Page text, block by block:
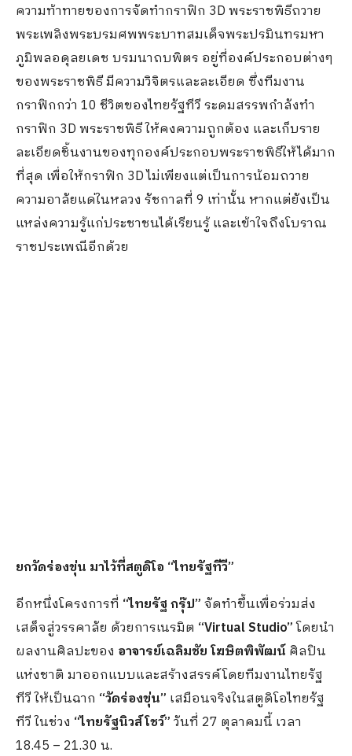
ความท้าทายของการจัดทำกราฟิก 3D พระราชพิธีถวาย
พระเพลิงพระบรมศพพระบาทสมเด็จพระปรมินทรมหา
ภูมิพลอดุลยเดช บรมนาถบพิตร อยู่ที่องค์ประกอบต่างๆ
ของพระราชพิธี มีความวิจิตรและละเอียด ซึ่งทีมงาน
กราฟิกกว่า 10 ชีวิตของไทยรัฐทีวี ระดมสรรพกำลังทำ
กราฟิก 3D พระราชพิธี ให้คงความถูกต้อง และเก็บราย
ละเอียดชิ้นงานของทุกองค์ประกอบพระราชพิธีให้ได้มาก
ที่สุด เพื่อให้กราฟิก 3D ไม่เพียงแต่เป็นการน้อมถวาย
ความอาลัยแด่ในหลวง รัชกาลที่ 9 เท่านั้น หากแต่ยังเป็น
แหล่งความรู้แก่ประชาชนได้เรียนรู้ และเข้าใจถึงโบราณ
ราชประเพณีอีกด้วย
ยกวัดร่องขุ่น มาไว้ที่สตูดิโอ “ไทยรัฐทีวี”
อีกหนึ่งโครงการที่ “ไทยรัฐ กรุ๊ป”จัดทำขึ้นเพื่อร่วมส่ง
เสด็จสู่วรรคาลัย ด้วยการเนรมิต “Virtual Studio”โดยนำ
ผลงานศิลปะของ อาจารย์เฉลิมชัย โฆษิตพิพัฒน์ศิลปิน
แห่งชาติ มาออกแบบและสร้างสรรค์โดยทีมงานไทยรัฐ
ทีวี ให้เป็นฉาก “วัดร่องขุ่น” เสมือนจริงในสตูดิโอไทยรัฐ
ทีวี ในช่วง “ไทยรัฐนิวส์โชว์”วันที่ 27 ตุลาคมนี้ เวลา
18.45 – 21.30 น.